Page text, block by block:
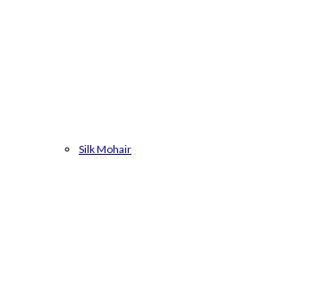
Silk Mohair